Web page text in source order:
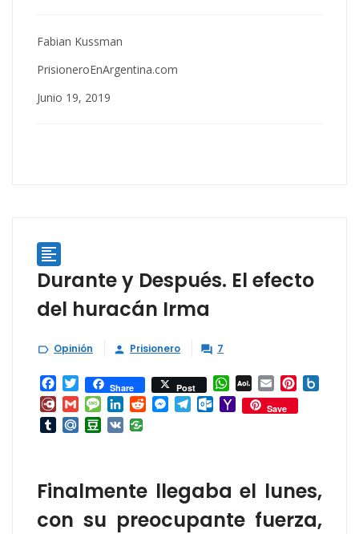
Fabian Kussman
PrisioneroEnArgentina.com
Junio 19, 2019

Durante y Después. El efecto
del huracán Irma
 Opinión  Prisionero  7
Facebook
TwitterShare Post WhatsApp
AOL
Mail
EmailPinterest
Diary.RuGmailMessage
LinkedInRedditMessenger
TelegramOutlook.com
YahooSave
TumblrMail.RuDouban
VK
Finalmente llegaba el lunes,
con su preocupante fuerza,